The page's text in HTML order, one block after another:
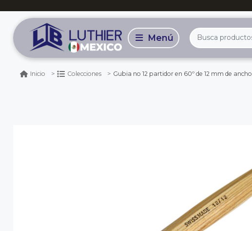
Inicio Colecciones Gubia no 12 partidor en 60º de 12 mm de ancho